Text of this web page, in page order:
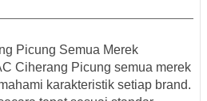
Picung Semua Merek
Ciherang Picung semua merek
karakteristik setiap brand.